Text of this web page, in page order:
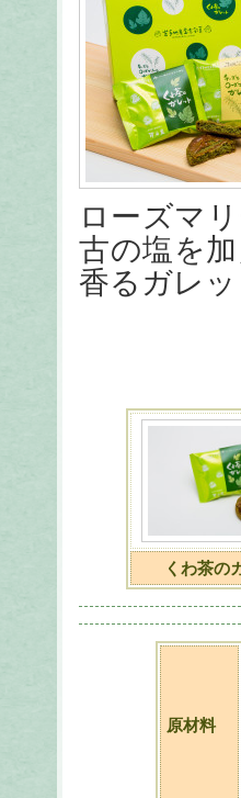
ローズマ
古の塩を
香るガレッ
くわ茶の
原材料